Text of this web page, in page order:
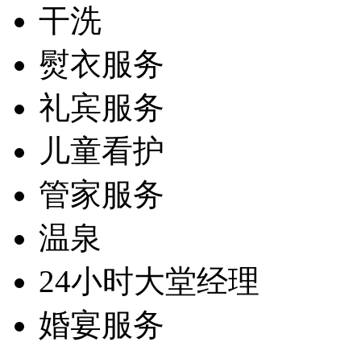
干洗
熨衣服务
礼宾服务
儿童看护
管家服务
温泉
24小时大堂经理
婚宴服务